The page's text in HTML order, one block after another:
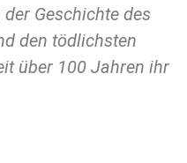
Geschichte des
den tödlichsten
über 100 Jahren ihr